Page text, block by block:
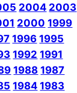
2004 2003
2000 1999
1996 1995
1992 1991
1988 1987
1984 1983